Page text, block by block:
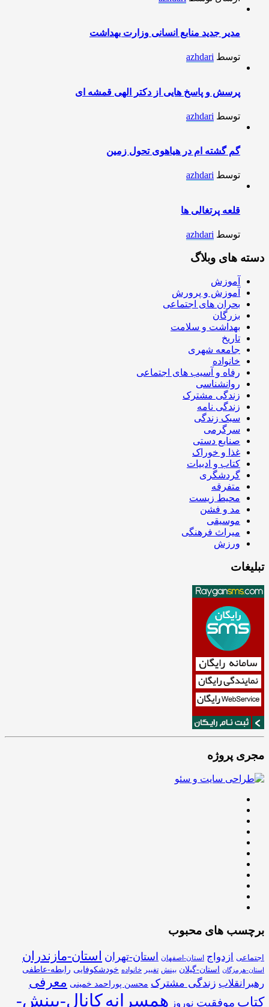
مدیر جدید منابع انسانی وزارت بهداشت
توسط azhdari
پرسش و پاسخ هایی از دکتر الهی قمشه ای
توسط azhdari
گم گشته ام در هیاهوی تحول زمین
توسط azhdari
قلعه پرتغالی ها
توسط azhdari
دسته های وبلاگ
آموزش
آموزش و پرورش
بحران های اجتماعی
بزرگان
بهداشت و سلامت
تاریخ
جامعه شهری
خانواده
رفاه و آسیب های اجتماعی
روانشناسی
زندگی مشترک
زندگی نامه
سبک زندگی
سرگرمی
صنایع دستی
غذا و خوراک
کتاب و ادبیات
گردشگری
متفرقه
محیط زیست
مد و فشن
موسیقی
میراث فرهنگی
ورزش
تبلیغات
مجری پروژه
برچسب های محبوب
اجتماعی ازدواج استان-اصفهان استان-تهران استان-مازندران
استان-هرمزگان استان-گیلان بینش تغییر خانواده خودشکوفایی رابطه-عاطفی
رهبرانقلاب زندگی مشترک محسن پوراحمد خمینی معرفی
کتاب موفقیت نوروز همسرانهکانال-بینش-